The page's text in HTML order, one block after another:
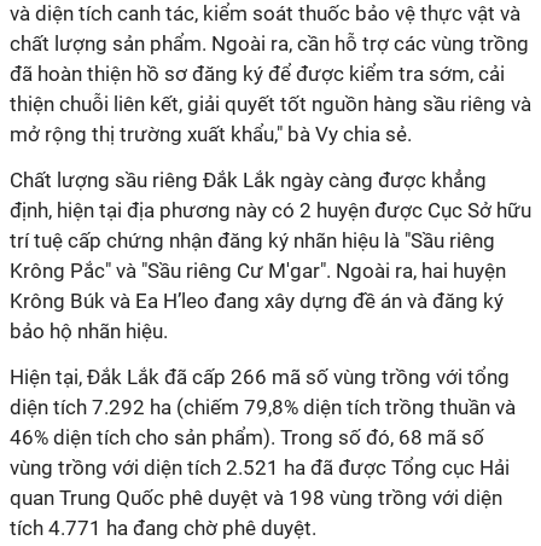
và diện tích canh tác, kiểm soát thuốc bảo vệ thực vật và
chất lượng sản phẩm. Ngoài ra, cần hỗ trợ các vùng trồng
đã hoàn thiện hồ sơ đăng ký để được kiểm tra sớm, cải
thiện chuỗi liên kết, giải quyết tốt nguồn hàng sầu riêng và
mở rộng thị trường xuất khẩu," bà Vy chia sẻ.
Chất lượng sầu riêng Đắk Lắk ngày càng được khẳng
định, hiện tại địa phương này có 2 huyện được Cục Sở hữu
trí tuệ cấp chứng nhận đăng ký nhãn hiệu là "Sầu riêng
Krông Pắc" và "Sầu riêng Cư M'gar". Ngoài ra, hai huyện
Krông Búk và Ea H’leo đang xây dựng đề án và đăng ký
bảo hộ nhãn hiệu.
Hiện tại, Đắk Lắk đã cấp 266 mã số vùng trồng với tổng
diện tích 7.292 ha (chiếm 79,8% diện tích trồng thuần và
46% diện tích cho sản phẩm). Trong số đó, 68 mã số
vùng trồng với diện tích 2.521 ha đã được Tổng cục Hải
quan Trung Quốc phê duyệt và 198 vùng trồng với diện
tích 4.771 ha đang chờ phê duyệt.